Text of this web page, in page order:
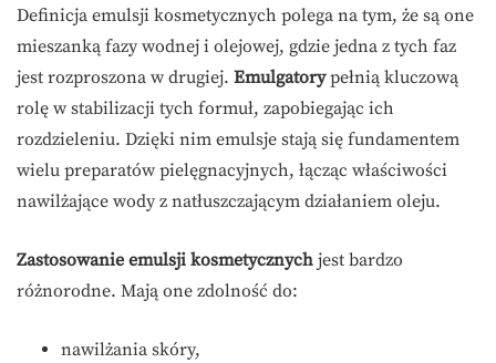
Definicja emulsji kosmetycznych polega na tym, że są one
mieszanką fazy wodnej i olejowej, gdzie jedna z tych faz
jest rozproszona w drugiej. Emulgatorypełnią kluczową
rolę w stabilizacji tych formuł, zapobiegając ich
rozdzieleniu. Dzięki nim emulsje stają się fundamentem
wielu preparatów pielęgnacyjnych, łącząc właściwości
nawilżające wody z natłuszczającym działaniem oleju.
Zastosowanie emulsji kosmetycznych jest bardzo
różnorodne. Mają one zdolność do:
nawilżania skóry,